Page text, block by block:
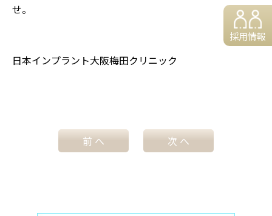
採用情報
せ。
日本インプラント大阪梅田クリニック
前 へ 次 へ